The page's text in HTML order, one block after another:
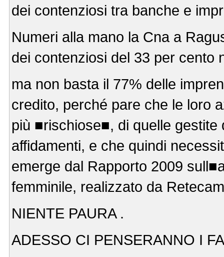
dei contenziosi tra banche e
Numeri alla mano la Cna a
dei contenziosi del 33 per cento
ma non basta il 77% delle
credito, perché pare che le loro
più ■rischiose■, di quelle
affidamenti, e che quindi
emerge dal Rapporto 2009
femminile, realizzato da
NIENTE PAURA .
ADESSO CI PENSERANNO I